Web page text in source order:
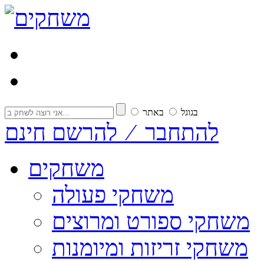
בגוגל באתר
להתחבר ⁄ להרשם חינם
משחקים
משחקי פעולה
משחקי ספורט ומרוצים
משחקי זריזות ומיומנות